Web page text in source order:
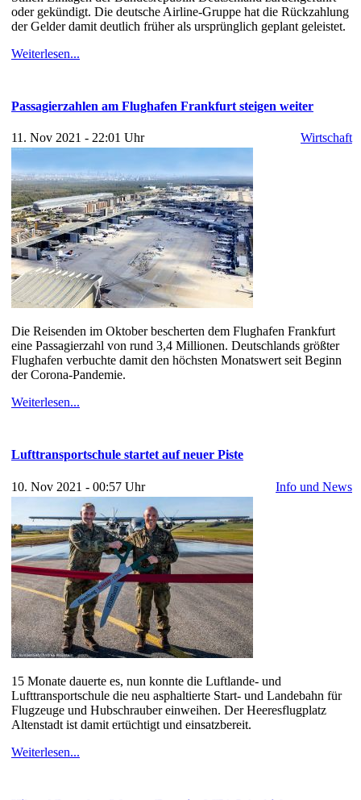
oder gekündigt. Die deutsche Airline-Gruppe hat die Rückzahlung
der Gelder damit deutlich früher als ursprünglich geplant geleistet.
Weiterlesen...
Passagierzahlen am Flughafen Frankfurt steigen weiter
11. Nov 2021 - 22:01 Uhr Wirtschaft
Die Reisenden im Oktober bescherten dem Flughafen Frankfurt
eine Passagierzahl von rund 3,4 Millionen. Deutschlands größter
Flughafen verbuchte damit den höchsten Monatswert seit Beginn
der Corona-Pandemie.
Weiterlesen...
Lufttransportschule startet auf neuer Piste
10. Nov 2021 - 00:57 Uhr Info und News
15 Monate dauerte es, nun konnte die Luftlande- und
Lufttransportschule die neu asphaltierte Start- und Landebahn für
Flugzeuge und Hubschrauber einweihen. Der Heeresflugplatz
Altenstadt ist damit ertüchtigt und einsatzbereit.
Weiterlesen...